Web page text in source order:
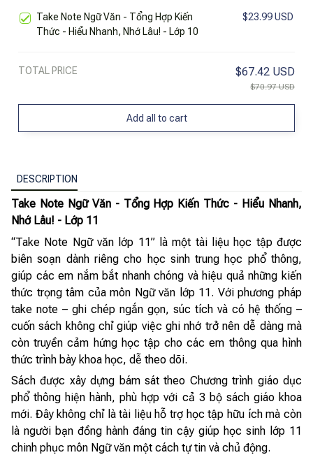
Take Note Ngữ Văn - Tổng Hợp Kiến
Thức - Hiểu Nhanh, Nhớ Lâu! - Lớp 10
$23.99 USD
TOTAL PRICE $67.42 USD
$70.97 USD
Add all to cart
DESCRIPTION
Take Note Ngữ Văn - Tổng Hợp Kiến Thức - Hiểu Nhanh,
Nhớ Lâu! - Lớp 11
“Take Note Ngữ văn lớp 11” là một tài liệu học tập được
biên soạn dành riêng cho học sinh trung học phổ thông,
giúp các em nắm bắt nhanh chóng và hiệu quả những kiến
thức trọng tâm của môn Ngữ văn lớp 11. Với phương pháp
take note – ghi chép ngắn gọn, súc tích và có hệ thống –
cuốn sách không chỉ giúp việc ghi nhớ trở nên dễ dàng mà
còn truyền cảm hứng học tập cho các em thông qua hình
thức trình bày khoa học, dễ theo dõi.
Sách được xây dựng bám sát theo Chương trình giáo dục
phổ thông hiện hành, phù hợp với cả 3 bộ sách giáo khoa
mới. Đây không chỉ là tài liệu hỗ trợ học tập hữu ích mà còn
là người bạn đồng hành đáng tin cậy giúp học sinh lớp 11
chinh phục môn Ngữ văn một cách tự tin và chủ động.